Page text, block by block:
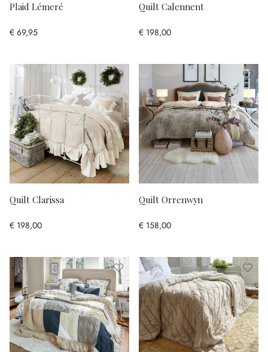
Plaid Lémeré
€ 69,95
Quilt Calennent
€ 198,00
Quilt Clarissa
€ 198,00
Quilt Orrenwyn
€ 158,00